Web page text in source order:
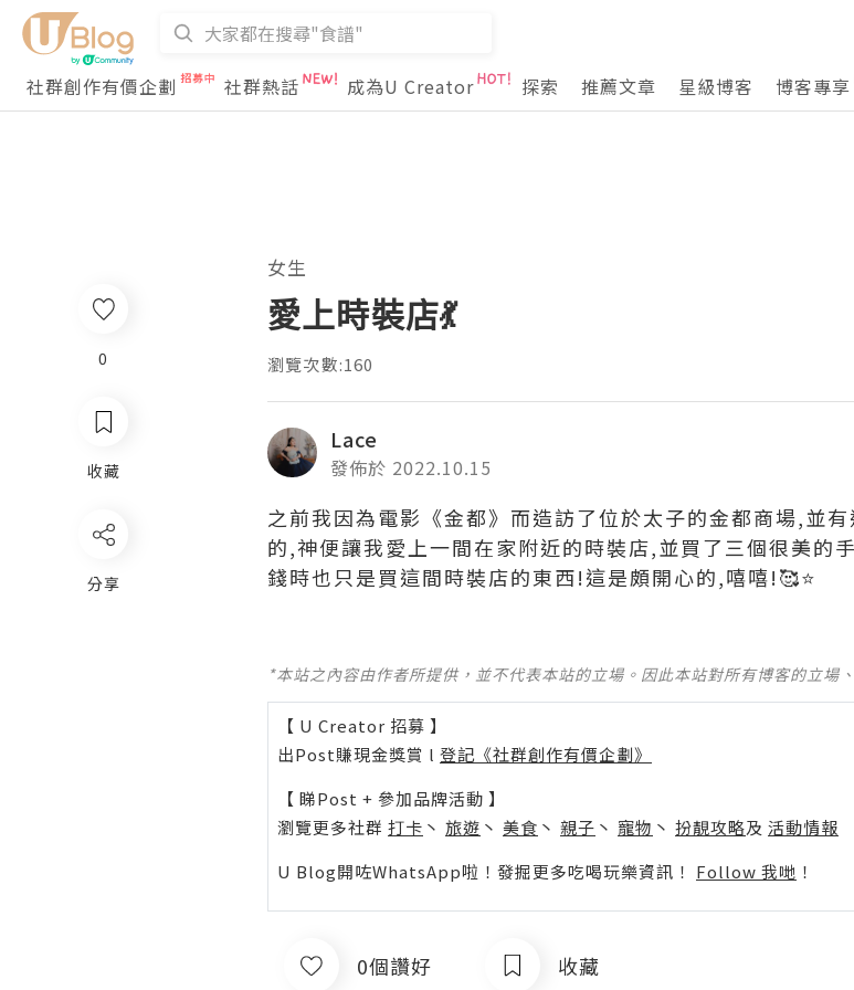
社群創作有價企劃
社群熱話 成為U Creator 探索 推薦文章 星級博客 博客專享
女生
愛上時裝店💃
瀏覽次數:160
Lace
發佈於 2022.10.15
之前我因為電影《金都》而造訪了位於太子的金都商場,並
的,神便讓我愛上一間在家附近的時裝店,並買了三個很美的
錢時也只是買這間時裝店的東西!這是頗開心的,嘻嘻!🥰⭐
*本站之內容由作者所提供，並不代表本站的立場。因此本站對所有博客的立場
【 U Creator 招募 】
出Post賺現金獎賞 l 登記《社群創作有價企劃》
【 睇Post + 參加品牌活動 】
瀏覽更多社群 打卡 丶 旅遊 丶 美食 丶 親子 丶 寵物 丶 扮靚攻略及 活動情報
U Blog開咗WhatsApp啦！發掘更多吃喝玩樂資訊！ Follow 我哋 ！
0個讚好 收藏
0
收藏
分享